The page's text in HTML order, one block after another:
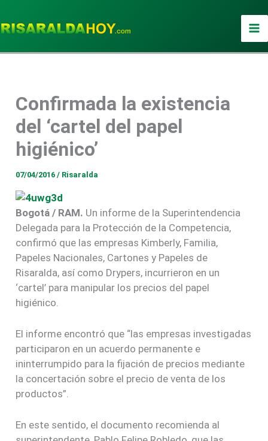
al
contenido
Confirmada la existencia
del ‘cartel del papel
higiénico’
07/04/2016/ Risaralda
Bogotá / RAM. Un informe de la Superintendencia
Delegada para la Protección de la Competencia,
confirmó que las empresas Kimberly, Familia,
Papeles Nacionales, Cartones y Papeles de
Risaralda, así como Drypers, incurrieron en un
‘cartel’ para manipular los precios del papel
higiénico.
El informe encontró que “las empresas investigadas
participaron en un acuerdo permanente e
ininterrumpido para la fijación de precios mediante
la concertación sobre el precio de venta de los
productos”.
En este sentido, el documento recomienda al